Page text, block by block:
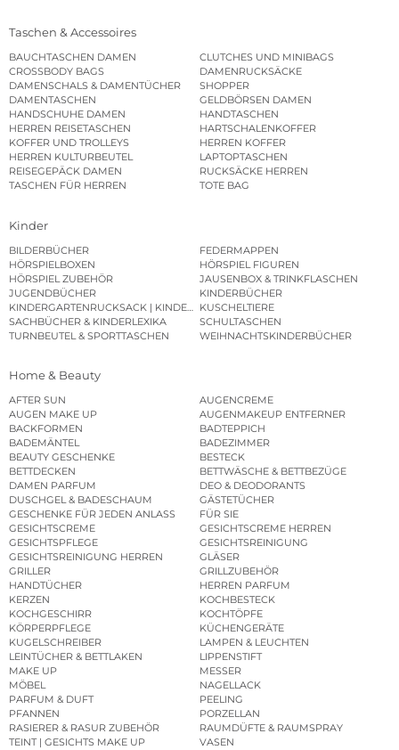
Taschen & Accessoires
BAUCHTASCHEN DAMEN
CLUTCHES UND MINIBAGS
CROSSBODY BAGS
DAMENRUCKSÄCKE
DAMENSCHALS & DAMENTÜCHER
SHOPPER
DAMENTASCHEN
GELDBÖRSEN DAMEN
HANDSCHUHE DAMEN
HANDTASCHEN
HERREN REISETASCHEN
HARTSCHALENKOFFER
KOFFER UND TROLLEYS
HERREN KOFFER
HERREN KULTURBEUTEL
LAPTOPTASCHEN
REISEGEPÄCK DAMEN
RUCKSÄCKE HERREN
TASCHEN FÜR HERREN
TOTE BAG
Kinder
BILDERBÜCHER
FEDERMAPPEN
HÖRSPIELBOXEN
HÖRSPIEL FIGUREN
HÖRSPIEL ZUBEHÖR
JAUSENBOX & TRINKFLASCHEN
JUGENDBÜCHER
KINDERBÜCHER
KINDERGARTENRUCKSACK | KINDERGARTENBEUTEL
KUSCHELTIERE
SACHBÜCHER & KINDERLEXIKA
SCHULTASCHEN
TURNBEUTEL & SPORTTASCHEN
WEIHNACHTSKINDERBÜCHER
Home & Beauty
AFTER SUN
AUGENCREME
AUGEN MAKE UP
AUGENMAKEUP ENTFERNER
BACKFORMEN
BADTEPPICH
BADEMÄNTEL
BADEZIMMER
BEAUTY GESCHENKE
BESTECK
BETTDECKEN
BETTWÄSCHE & BETTBEZÜGE
DAMEN PARFUM
DEO & DEODORANTS
DUSCHGEL & BADESCHAUM
GÄSTETÜCHER
GESCHENKE FÜR JEDEN ANLASS
FÜR SIE
GESICHTSCREME
GESICHTSCREME HERREN
GESICHTSPFLEGE
GESICHTSREINIGUNG
GESICHTSREINIGUNG HERREN
GLÄSER
GRILLER
GRILLZUBEHÖR
HANDTÜCHER
HERREN PARFUM
KERZEN
KOCHBESTECK
KOCHGESCHIRR
KOCHTÖPFE
KÖRPERPFLEGE
KÜCHENGERÄTE
KUGELSCHREIBER
LAMPEN & LEUCHTEN
LEINTÜCHER & BETTLAKEN
LIPPENSTIFT
MAKE UP
MESSER
MÖBEL
NAGELLACK
PARFUM & DUFT
PEELING
PFANNEN
PORZELLAN
RASIERER & RASUR ZUBEHÖR
RAUMDÜFTE & RAUMSPRAY
TEINT | GESICHTS MAKE UP
VASEN